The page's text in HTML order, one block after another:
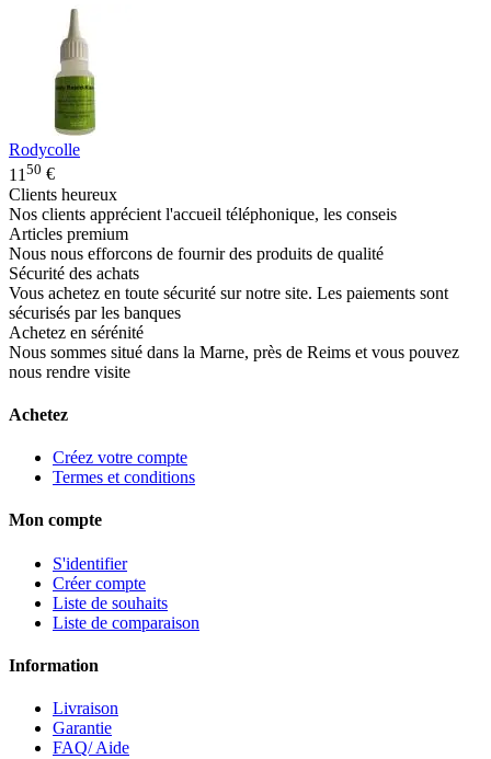
Rodycolle
11 50 €
Clients heureux
Nos clients apprécient l'accueil téléphonique, les conseis
Articles premium
Nous nous efforcons de fournir des produits de qualité
Sécurité des achats
Vous achetez en toute sécurité sur notre site. Les paiements sont
sécurisés par les banques
Achetez en sérénité
Nous sommes situé dans la Marne, près de Reims et vous pouvez
nous rendre visite
Achetez
Créez votre compte
Termes et conditions
Mon compte
S'identifier
Créer compte
Liste de souhaits
Liste de comparaison
Information
Livraison
Garantie
FAQ/ Aide